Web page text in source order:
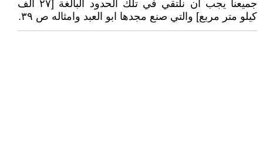
جميعنا يجب ان نلتقي في تلك الحدود البالغة [٢٧ الف
كيلو متر مربع] والتي صنع مجدها ابو العبد وامثاله ص ٣٩.